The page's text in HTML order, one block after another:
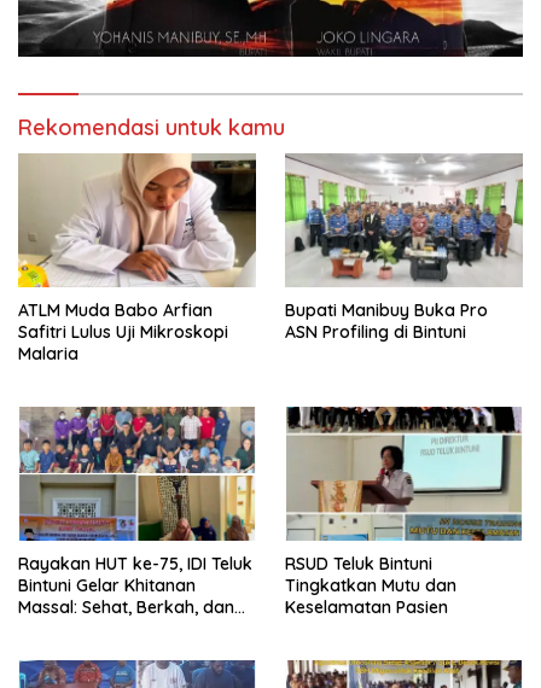
Rekomendasi untuk kamu
ATLM Muda Babo Arfian
Safitri Lulus Uji Mikroskopi
Malaria
Bupati Manibuy Buka Pro
ASN Profiling di Bintuni
Rayakan HUT ke-75, IDI Teluk
Bintuni Gelar Khitanan
Massal: Sehat, Berkah, dan
RSUD Teluk Bintuni
Tingkatkan Mutu dan
Keselamatan Pasien